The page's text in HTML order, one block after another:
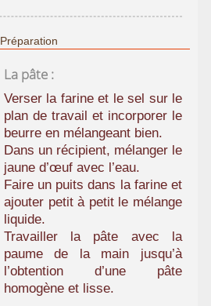
Préparation
La pâte :
Verser la farine et le sel sur le
plan de travail et incorporer le
beurre en mélangeant bien.
Dans un récipient, mélanger le
jaune d’œuf avec l’eau.
Faire un puits dans la farine et
ajouter petit à petit le mélange
liquide.
Travailler la pâte avec la
paume de la main jusqu’à
l’obtention d’une pâte
homogène et lisse.